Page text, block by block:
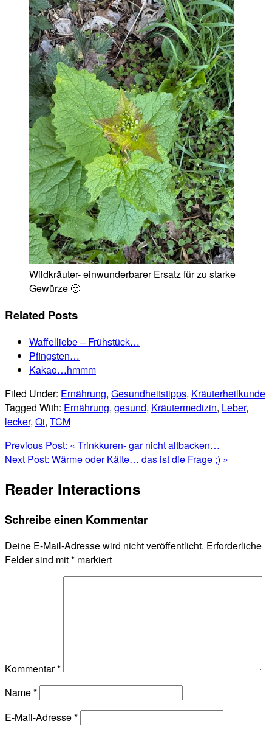
Wildkräuter- einwunderbarer Ersatz für zu starke
Gewürze 🙂
Related Posts
Waffelliebe – Frühstück…
Pfingsten…
Kakao…hmmm
Filed Under: Ernährung, Gesundheitstipps, Kräuterheilkunde
Tagged With: Ernährung, gesund, Kräutermedizin, Leber,
lecker, Qi, TCM
Previous Post: « Trinkkuren- gar nicht altbacken…
Next Post: Wärme oder Kälte… das ist die Frage ;) »
Reader Interactions
Schreibe einen Kommentar
Deine E-Mail-Adresse wird nicht veröffentlicht. Erforderliche
Felder sind mit* markiert
Kommentar*
Name*
E-Mail-Adresse*